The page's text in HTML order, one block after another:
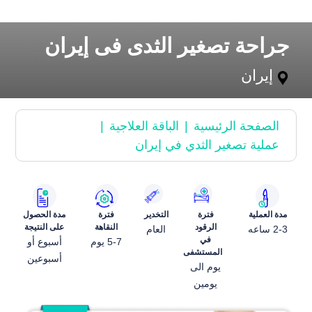
جراحة تصغیر الثدی فی إیران
إيران
الصفحة الرئیسیة
الباقة العلاجیة
عملية تصغير الثدي في إيران
مدة العملية
2-3 ساعه
فترة
الرقود
في
المستشفی
یوم الی
یومین
التخدير
العام
فترة
النقاهة
5-7 یوم
مدة الحصول
علی النتیجة
أسبوع أو
أسبوعین